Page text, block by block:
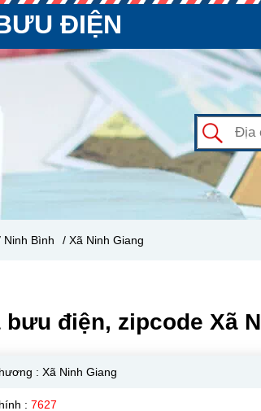
ĐIỆN
Ninh Bình / Xã Ninh Giang
bưu điện, zipcode Xã
: Xã Ninh Giang
: 7627